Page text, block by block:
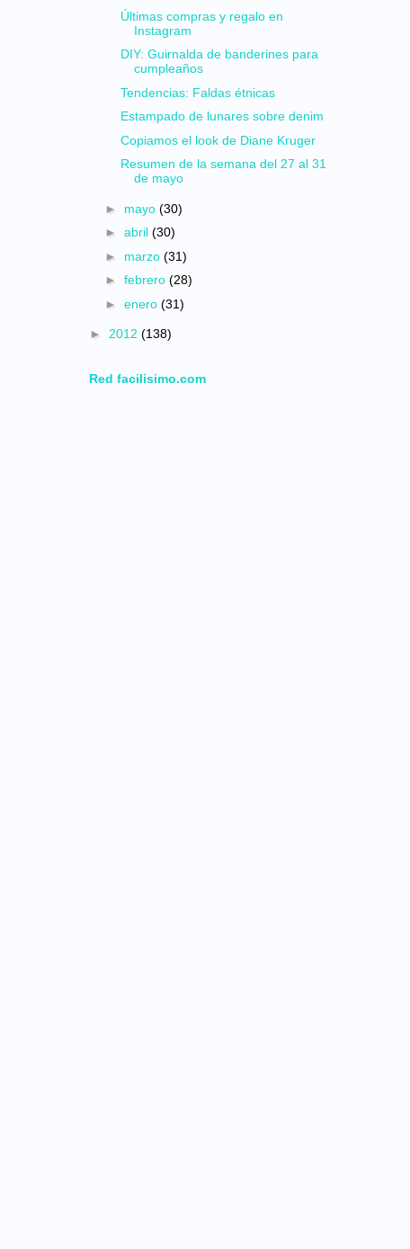
Últimas compras y regalo en
Instagram
DIY: Guirnalda de banderines para
cumpleaños
Tendencias: Faldas étnicas
Estampado de lunares sobre denim
Copiamos el look de Diane Kruger
Resumen de la semana del 27 al 31
de mayo
► mayo (30)
► abril (30)
► marzo (31)
► febrero (28)
► enero (31)
► 2012 (138)
Red facilisimo.com